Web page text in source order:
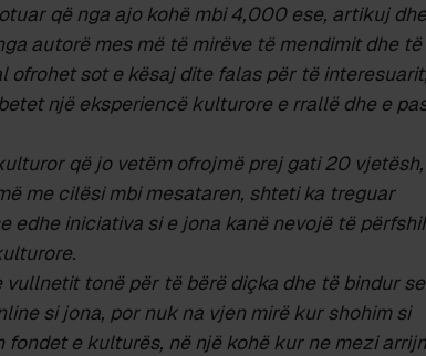
që nga ajo kohë mbi 4,000 ese, artikuj dhe
autorë mes më të mirëve të mendimit dhe të
ofrohet sot e kësaj dite falas për të interesuarit,
një eksperiencë kulturore e rrallë dhe e
që jo vetëm ofrojmë prej gati 20
me cilësi mbi mesataren, shteti ka treguar
edhe iniciativa si e jona kanë nevojë të
tonë për të bërë diçka dhe të bindur se
si jona, por nuk na vjen mirë kur shohim si
fondet e kulturës, në një kohë kur ne mezi